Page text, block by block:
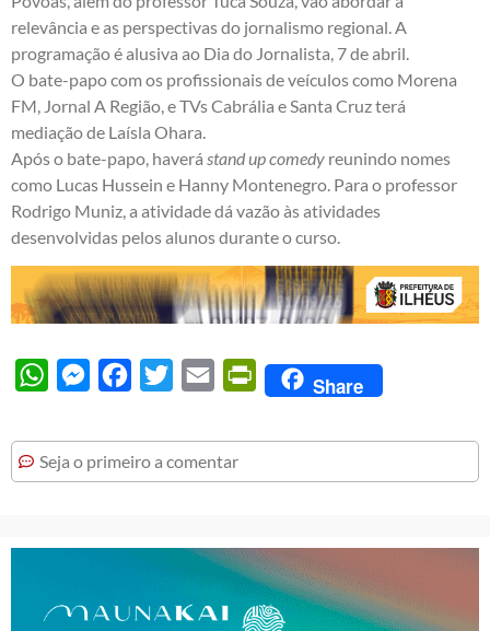
relevância e as perspectivas do jornalismo regional. A
programação é alusiva ao Dia do Jornalista, 7 de abril.
O bate-papo com os profissionais de veículos como Morena
FM, Jornal A Região, e TVs Cabrália e Santa Cruz terá
mediação de Laísla Ohara.
Após o bate-papo, haverá stand up comedy reunindo nomes
como Lucas Hussein e Hanny Montenegro. Para o professor
Rodrigo Muniz, a atividade dá vazão às atividades
desenvolvidas pelos alunos durante o curso.
WhatsAppMessengerFacebook
Twitter Email PrintFriendly
Share
Seja o primeiro a comentar